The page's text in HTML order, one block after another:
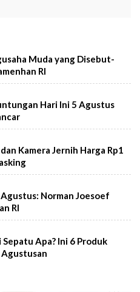
Muda yang Disebut-
RI
Hari Ini 5 Agustus
Kamera Jernih Harga Rp1
Norman Joesoef
RI
Apa? Ini 6 Produk
Agustusan